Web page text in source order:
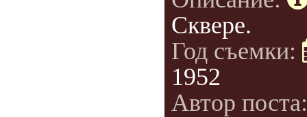
Сквере.
Год съемки:
1952
Автор